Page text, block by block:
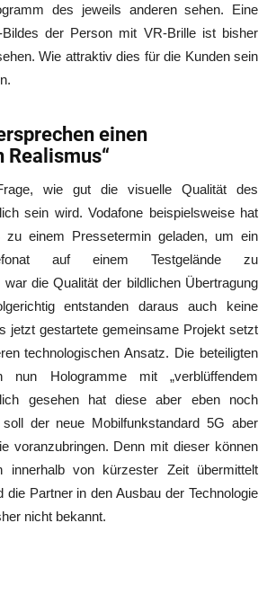
des jeweils anderen sehen. Eine
der Person mit VR-Brille ist bisher
Wie attraktiv dies für die Kunden sein
einen
Realismus“
wie gut die visuelle Qualität des
sein wird. Vodafone beispielsweise hat
einem Pressetermin geladen, um ein
auf einem Testgelände zu
die Qualität der bildlichen Übertragung
entstanden daraus auch keine
jetzt gestartete gemeinsame Projekt setzt
technologischen Ansatz. Die beteiligten
nun Hologramme mit „verblüffendem
gesehen hat diese aber eben noch
der neue Mobilfunkstandard 5G aber
voranzubringen. Denn mit dieser können
innerhalb von kürzester Zeit übermittelt
die Partner in den Ausbau der Technologie
nicht bekannt.